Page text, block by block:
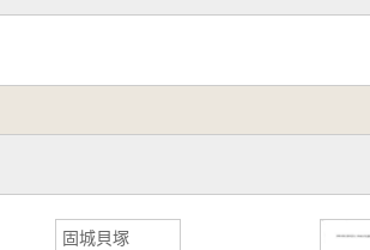
固城貝塚